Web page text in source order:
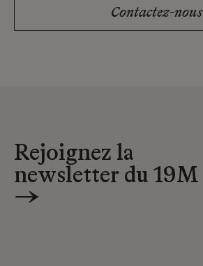
Contactez-nous
Rejoignez la
newsletter du 19M
→